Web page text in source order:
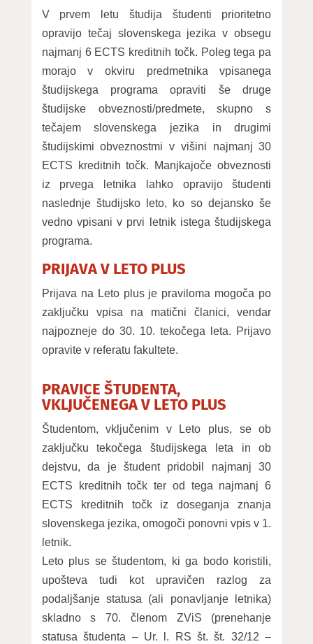
V prvem letu študija študenti prioritetno
opravijo tečaj slovenskega jezika v obsegu
najmanj 6 ECTS kreditnih točk. Poleg tega pa
morajo v okviru predmetnika vpisanega
študijskega programa opraviti še druge
študijske obveznosti/predmete, skupno s
tečajem slovenskega jezika in drugimi
študijskimi obveznostmi v višini najmanj 30
ECTS kreditnih točk. Manjkajoče obveznosti
iz prvega letnika lahko opravijo študenti
naslednje študijsko leto, ko so dejansko še
vedno vpisani v prvi letnik istega študijskega
programa.
PRIJAVA V LETO PLUS
Prijava na Leto plus je praviloma mogoča po
zaključku vpisa na matični članici, vendar
najpozneje do 30. 10. tekočega leta. Prijavo
opravite v referatu fakultete.
PRAVICE ŠTUDENTA,
VKLJUČENEGA V LETO PLUS
Študentom, vključenim v Leto plus, se ob
zaključku tekočega študijskega leta in ob
dejstvu, da je študent pridobil najmanj 30
ECTS kreditnih točk ter od tega najmanj 6
ECTS kreditnih točk iz doseganja znanja
slovenskega jezika, omogoči ponovni vpis v 1.
letnik.
Leto plus se študentom, ki ga bodo koristili,
upošteva tudi kot upravičen razlog za
podaljšanje statusa (ali ponavljanje letnika)
skladno s 70. členom ZViS (prenehanje
statusa študenta – Ur. l. RS št. št. 32/12 –